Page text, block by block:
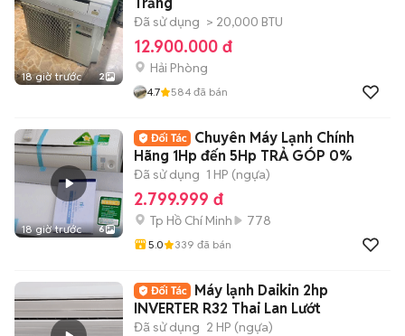
18 giờ trước 2
Đã sử dụng > 20,000 BTU
12.900.000 đ
Hải Phòng
4.7 584 đã bán
18 giờ trước 6
Chuyên Máy Lạnh Chính
Hãng 1Hp đến 5Hp TRẢ GÓP 0%
Đã sử dụng 1 HP (ngựa)
2.799.999 đ
Tp Hồ Chí Minh 778
5.0 339 đã bán
Máy lạnh Daikin 2hp
INVERTER R32 Thai Lan Lướt
Đã sử dụng 2 HP (ngựa)